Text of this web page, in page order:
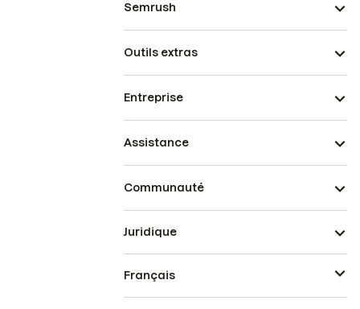
Semrush
Outils extras
Entreprise
Assistance
Communauté
Juridique
Français